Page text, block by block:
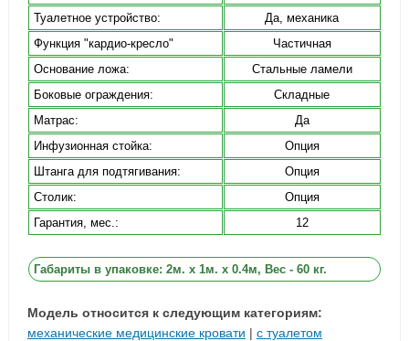
Туалетное устройство:
Да, механика
Функция "кардио-кресло"
Частичная
Основание ложа:
Стальные ламели
Боковые ограждения:
Складные
Матрас:
Да
Инфузионная стойка:
Опция
Штанга для подтягивания:
Опция
Столик:
Опция
Гарантия, мес.:
12
Габариты в упаковке: 2м. x 1м. x 0.4м, Вес - 60 кг.
Модель относится к следующим категориям:
механические медицинские кровати | с туалетом